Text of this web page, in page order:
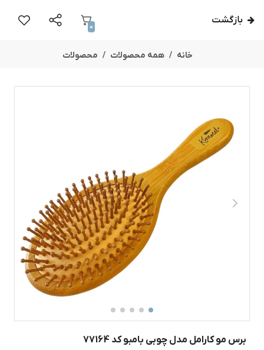
بازگشت
0
خانه همه محصولات محصولات
برس مو کارامل مدل چوبی بامبو کد 77164